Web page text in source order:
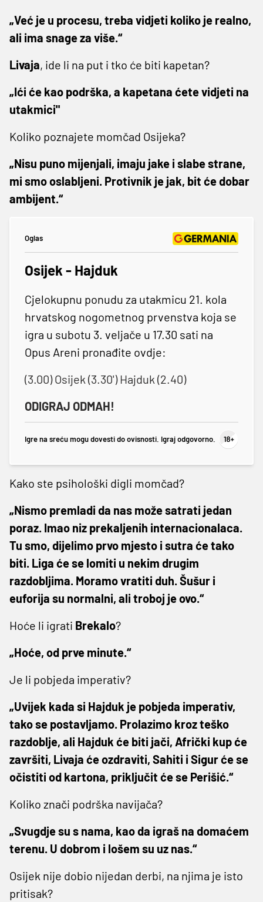
„Već je u procesu, treba vidjeti koliko je realno,
ali ima snage za više.“
Livaja, ide li na put i tko će biti kapetan?
„Ići će kao podrška, a kapetana ćete vidjeti na
utakmici"
Koliko poznajete momčad Osijeka?
„Nisu puno mijenjali, imaju jake i slabe strane,
mi smo oslabljeni. Protivnik je jak, bit će dobar
ambijent.“
Oglas
Osijek - Hajduk
Cjelokupnu ponudu za utakmicu 21. kola
hrvatskog nogometnog prvenstva koja se
igra u subotu 3. veljače u 17.30 sati na
Opus Areni pronađite ovdje:
(3.00) Osijek (3.30') Hajduk (2.40)
ODIGRAJ ODMAH!
Igre na sreću mogu dovesti do ovisnosti. Igraj odgovorno.
Kako ste psihološki digli momčad?
„Nismo premladi da nas može satrati jedan
poraz. Imao niz prekaljenih internacionalaca.
Tu smo, dijelimo prvo mjesto i sutra će tako
biti. Liga će se lomiti u nekim drugim
razdobljima. Moramo vratiti duh. Šušur i
euforija su normalni, ali troboj je ovo.“
Hoće li igrati Brekalo?
„Hoće, od prve minute.“
Je li pobjeda imperativ?
„Uvijek kada si Hajduk je pobjeda imperativ,
tako se postavljamo. Prolazimo kroz teško
razdoblje, ali Hajduk će biti jači, Afrički kup će
završiti, Livaja će ozdraviti, Sahiti i Sigur će se
očistiti od kartona, priključit će se Perišić.“
Koliko znači podrška navijača?
„Svugdje su s nama, kao da igraš na domaćem
terenu. U dobrom i lošem su uz nas.“
Osijek nije dobio nijedan derbi, na njima je isto
pritisak?